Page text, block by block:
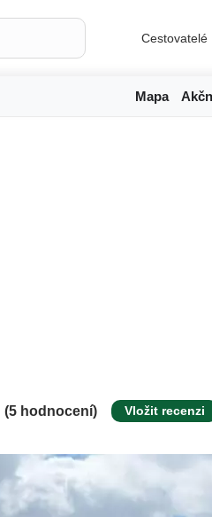
Cestovatelé
Mapa
(5 hodnocení) Vložit recenzi